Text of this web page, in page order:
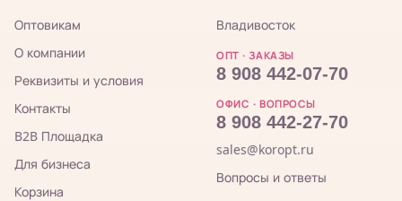
Оптовикам
О компании
Реквизиты и условия
Контакты
B2B Площадка
Для бизнеса
Корзина
Владивосток
ОПТ · ЗАКАЗЫ
8 908 442-07-70
ОФИС · ВОПРОСЫ
8 908 442-27-70
sales@koropt.ru
Вопросы и ответы